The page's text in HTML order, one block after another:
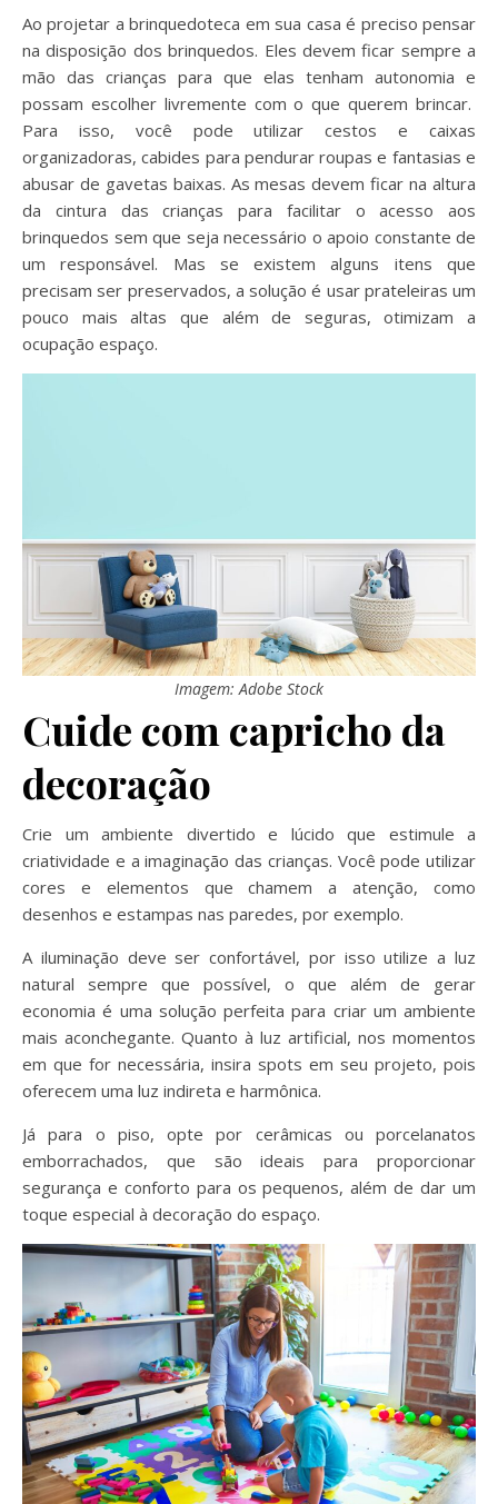
Ao projetar a brinquedoteca em sua casa é preciso pensar
na disposição dos brinquedos. Eles devem ficar sempre a
mão das crianças para que elas tenham autonomia e
possam escolher livremente com o que querem brincar.
Para isso, você pode utilizar cestos e caixas
organizadoras, cabides para pendurar roupas e fantasias e
abusar de gavetas baixas. As mesas devem ficar na altura
da cintura das crianças para facilitar o acesso aos
brinquedos sem que seja necessário o apoio constante de
um responsável. Mas se existem alguns itens que
precisam ser preservados, a solução é usar prateleiras um
pouco mais altas que além de seguras, otimizam a
ocupação espaço.
Imagem: Adobe Stock
Cuide com capricho da
decoração
Crie um ambiente divertido e lúcido que estimule a
criatividade e a imaginação das crianças. Você pode utilizar
cores e elementos que chamem a atenção, como
desenhos e estampas nas paredes, por exemplo.
A iluminação deve ser confortável, por isso utilize a luz
natural sempre que possível, o que além de gerar
economia é uma solução perfeita para criar um ambiente
mais aconchegante. Quanto à luz artificial, nos momentos
em que for necessária, insira spots em seu projeto, pois
oferecem uma luz indireta e harmônica.
Já para o piso, opte por cerâmicas ou porcelanatos
emborrachados, que são ideais para proporcionar
segurança e conforto para os pequenos, além de dar um
toque especial à decoração do espaço.